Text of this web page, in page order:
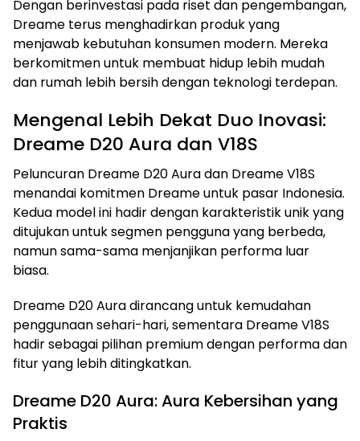
Dengan berinvestasi pada riset dan pengembangan,
Dreame terus menghadirkan produk yang
menjawab kebutuhan konsumen modern. Mereka
berkomitmen untuk membuat hidup lebih mudah
dan rumah lebih bersih dengan teknologi terdepan.
Mengenal Lebih Dekat Duo Inovasi:
Dreame D20 Aura dan V18S
Peluncuran Dreame D20 Aura dan Dreame V18S
menandai komitmen Dreame untuk pasar Indonesia.
Kedua model ini hadir dengan karakteristik unik yang
ditujukan untuk segmen pengguna yang berbeda,
namun sama-sama menjanjikan performa luar
biasa.
Dreame D20 Aura dirancang untuk kemudahan
penggunaan sehari-hari, sementara Dreame V18S
hadir sebagai pilihan premium dengan performa dan
fitur yang lebih ditingkatkan.
Dreame D20 Aura: Aura Kebersihan yang
Praktis